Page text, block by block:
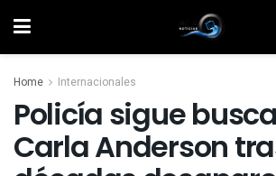
Home Internacionales
Policía sigue
Carla Anderson